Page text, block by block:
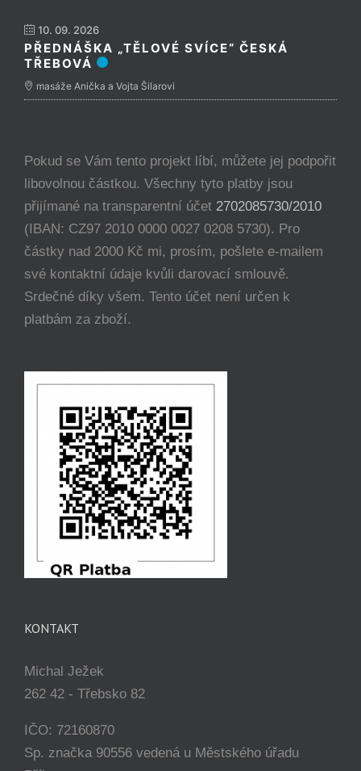
10. 09. 2026
PŘEDNÁŠKA „TĚLOVÉ SVÍCE“ ČESKÁ
TŘEBOVÁ
masáže Anička a Vojta Šilarovi
Pokud se Vám tento projekt líbí, můžete jej podpořit
libovolnou částkou. Všechny tyto platby jsou
přijímané na transparentní účet 2702085730/2010
(IBAN: CZ97 2010 0000 0027 0208 5730). Pro
částky nad 2000 Kč mi, prosím, pošlete e-mailem
své kontaktní údaje kvůli darovací smlouvě.
Srdečné díky všem. Tento účet není určen k
platbám za zboží.
KONTAKT
Michal Ježek
262 42 - Třebsko 82
IČO: 72160870
Sp. značka 90556 vedená u Městského úřadu